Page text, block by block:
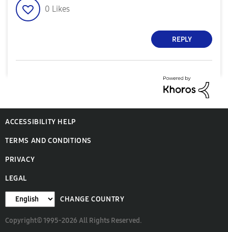
0 Likes
REPLY
ACCESSIBILITY HELP
TERMS AND CONDITIONS
PRIVACY
LEGAL
CHANGE COUNTRY
Copyright© 1995-2026 All Rights Reserved.